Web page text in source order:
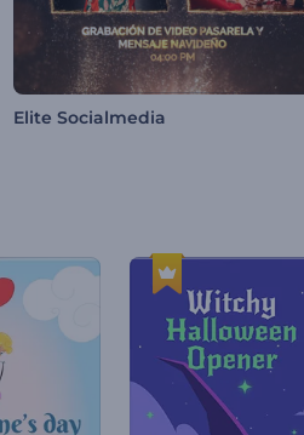
Elite Socialmedia